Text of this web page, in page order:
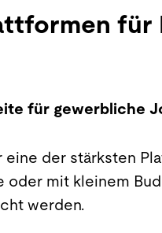
für
für gewerbliche
der stärksten
oder mit kleinem
werden.